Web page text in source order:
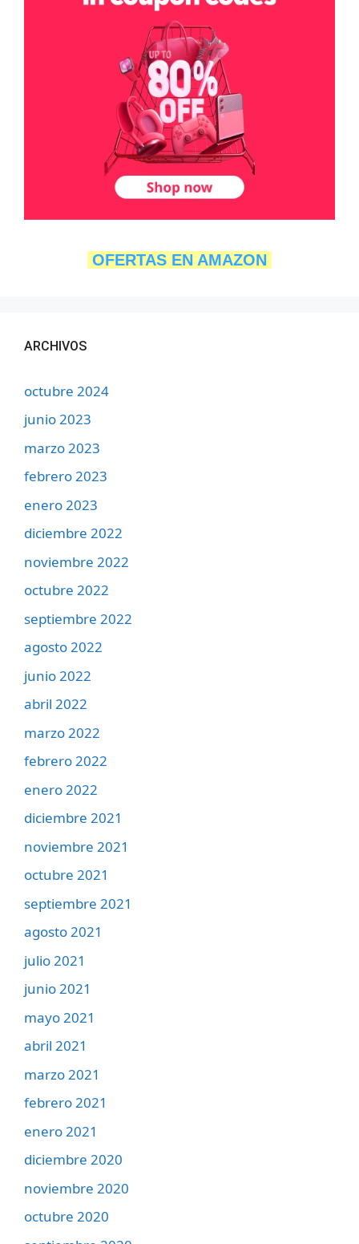
OFERTAS EN AMAZON
ARCHIVOS
octubre 2024
junio 2023
marzo 2023
febrero 2023
enero 2023
diciembre 2022
noviembre 2022
octubre 2022
septiembre 2022
agosto 2022
junio 2022
abril 2022
marzo 2022
febrero 2022
enero 2022
diciembre 2021
noviembre 2021
octubre 2021
septiembre 2021
agosto 2021
julio 2021
junio 2021
mayo 2021
abril 2021
marzo 2021
febrero 2021
enero 2021
diciembre 2020
noviembre 2020
octubre 2020